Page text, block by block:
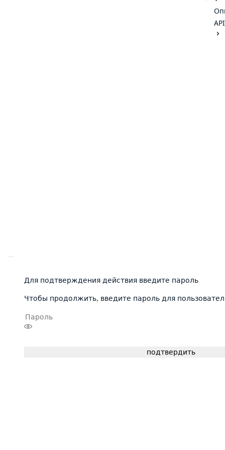
Для подтверждения действия введите пароль
Чтобы продолжить, введите пароль для
подтвердить
API